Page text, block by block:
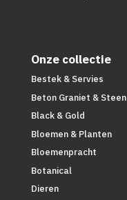
Onze collectie
Bestek & Servies
Beton Graniet & Steen
Black & Gold
Bloemen & Planten
Bloemenpracht
Botanical
Dieren